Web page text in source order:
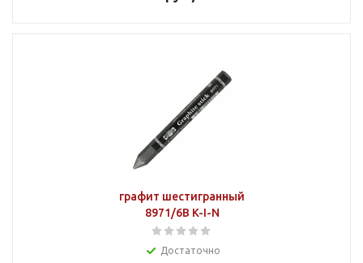
графит шестигранный
8971/6В K-I-N
Достаточно